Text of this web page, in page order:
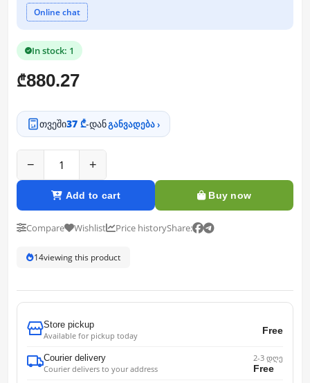
Online chat
In stock: 1
₾880.27
თვეში37 ₾-დანგანვადება ›
− +
Add to cart Buy now
Compare Wishlist Price historyShare:
14viewing this product
Store pickup
Available for pickup today
Free
Courier delivery
Courier delivers to your address
2-3 დღე
Free